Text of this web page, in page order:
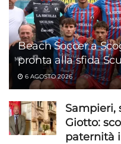
Beach Soccer a
pronta alla sfida
6 AGOSTO 2026
Sampieri,
Giotto:
paternità